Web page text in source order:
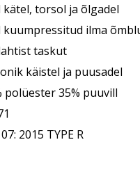
torsol ja õlgadel
ilma
taskut
käistel ja puusadel
polüester 35% puuvill
2015 TYPE R